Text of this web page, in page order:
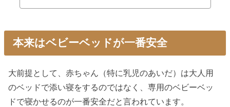
本来はベビーベッドが一番安全
大前提として、赤ちゃん（特に乳児のあいだ）は大人用
のベッドで添い寝をするのではなく、専用のベビーベッ
ドで寝かせるのが一番安全だと言われています。